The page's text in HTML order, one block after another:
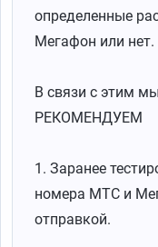
определенные
Мегафон или нет.
В связи с этим
РЕКОМЕНДУЕМ
1. Заранее
номера МТС и
отправкой.